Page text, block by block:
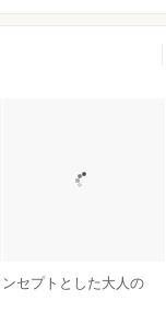
セプトとした大人の